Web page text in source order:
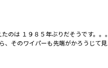
のは １９８５年ぶりだそうです。
そのワイパーも先端がかろうじて